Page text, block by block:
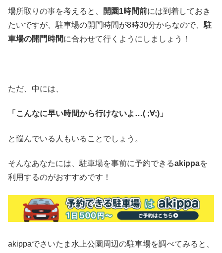
場所取りの事を考えると、 開園1時間前には到着しておき
たいですが、駐車場の開門時間が8時30分からなので、 駐
車場の開門時間に合わせて行くようにしましょう！
ただ、中には、
「こんなに早い時間から行けないよ…( ;∀;)」
と悩んでいる人もいることでしょう。
そんなあなたには、駐車場を事前に予約できるakippaを
利用するのがおすすめです！
akippaでさいたま水上公園周辺の駐車場を調べてみると、